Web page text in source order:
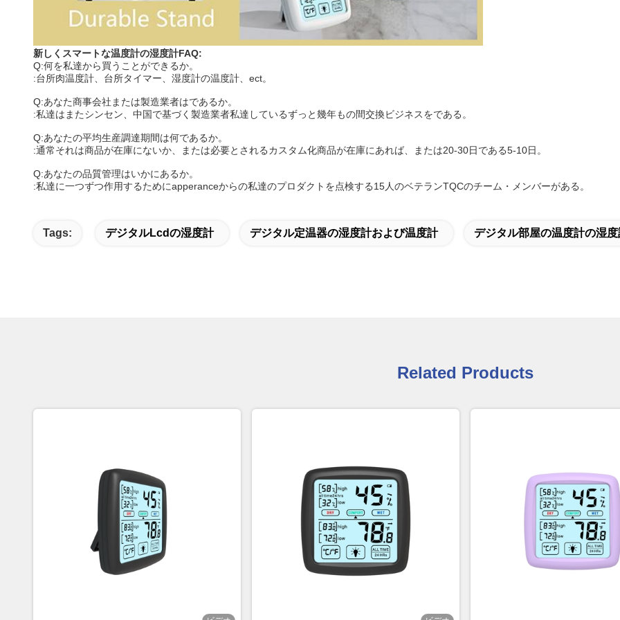
新しくスマートな温度計の湿度計FAQ:
Q:何を私達から買うことができるか。
:台所肉温度計、台所タイマー、湿度計の温度計、ect。
Q:あなた商事会社または製造業者はであるか。
:私達はまたシンセン、中国で基づく製造業者私達しているずっと幾年もの間交換ビジネスをである。
Q:あなたの平均生産調達期間は何であるか。
:通常それは商品が在庫にないか、または必要とされるカスタム化商品が在庫にあれば、または20-30日である5-10日。
Q:あなたの品質管理はいかにあるか。
:私達に一つずつ作用するためにapperanceからの私達のプロダクトを点検する15人のベテランTQCのチーム・メンバーがある。
Tags: デジタルlcdの湿度計 デジタル定温器の湿度計および温度計 デジタル部屋の温度計の湿度
Related Products